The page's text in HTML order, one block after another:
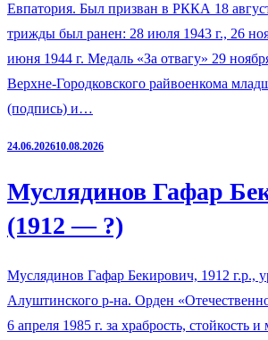
Евпатория. Был призван в РККА 18
трижды был ранен: 28 июля 1943 г., 26
июня 1944 г. Медаль «За отвагу» 29
Верхне-Городковского райвоенкома
(подпись) и…
24.06.202610.08.2026
Муслядинов Гафар
(1912 — ?)
Муслядинов Гафар Бекирович, 1912 г.р.,
Алуштинского р-на. Орден
6 апреля 1985 г. за храбрость, стойкость